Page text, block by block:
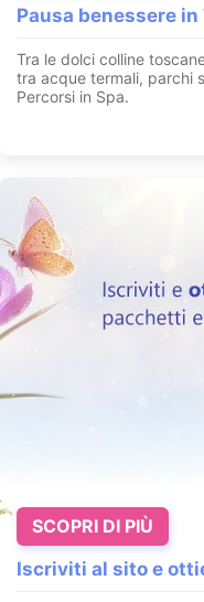
Pausa benessere
Tra le dolci colline
tra acque termali, parchi
Percorsi in Spa.
Iscriviti al sito e
SCOPRI DI PIÙ